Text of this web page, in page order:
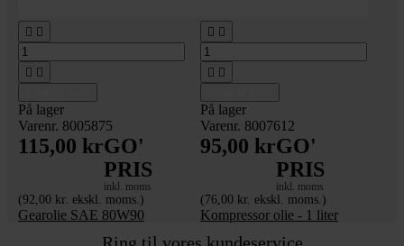
 
 
På lager
Varenr. 8005875
115,00 krGO'
PRIS
inkl. moms
(92,00 kr. ekskl. moms.)
Gearolie SAE 80W90
 
 
På lager
Varenr. 8007612
95,00 krGO'
PRIS
inkl. moms
(76,00 kr. ekskl. moms.)
Kompressor olie - 1 liter